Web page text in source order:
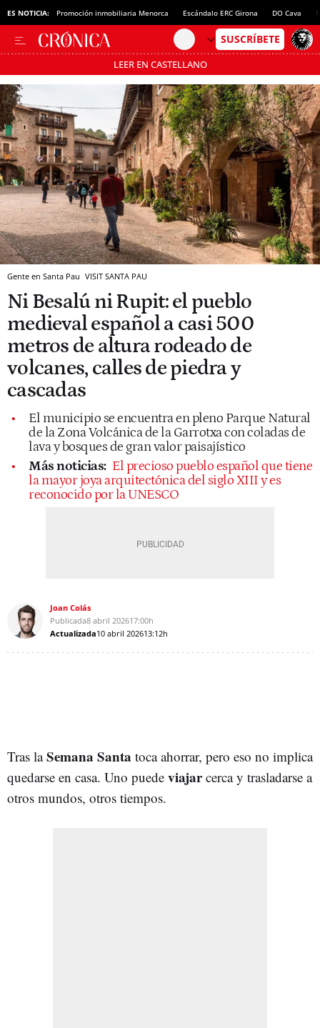
ES NOTICIA: Promoción inmobiliaria Menorca Escándalo ERC Girona DO Cava
LEER EN CASTELLANO
Pásate al MODO AHORRO
Gente en Santa Pau VISIT SANTA PAU
Ni Besalú ni Rupit: el pueblo
medieval español a casi 500
metros de altura rodeado de
volcanes, calles de piedra y
cascadas
El municipio se encuentra en pleno Parque Natural
de la Zona Volcánica de la Garrotxa con coladas de
lava y bosques de gran valor paisajístico
Más noticias: El precioso pueblo español que tiene
la mayor joya arquitectónica del siglo XIII y es
reconocido por la UNESCO
Joan Colás
Publicada8 abril 202617:00h
Actualizada10 abril 202613:12h
Tras laSemana Santa toca ahorrar, pero eso no implica
quedarse en casa. Uno puede viajarcerca y trasladarse a
otros mundos, otros tiempos.